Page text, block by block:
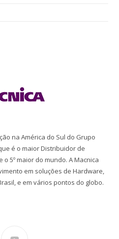
na América do Sul do Grupo
é o maior Distribuidor de
o 5º maior do mundo. A Macnica
em soluções de Hardware,
e em vários pontos do globo.